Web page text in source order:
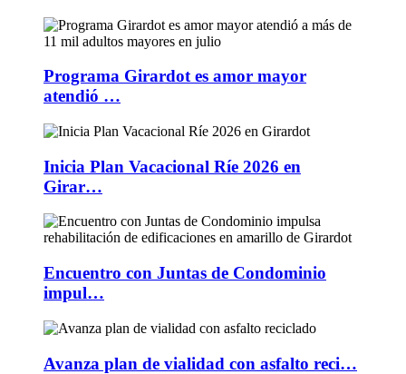
Programa Girardot es amor mayor
atendió …
Inicia Plan Vacacional Ríe 2026 en
Girar…
Encuentro con Juntas de Condominio
impul…
Avanza plan de vialidad con asfalto reci…